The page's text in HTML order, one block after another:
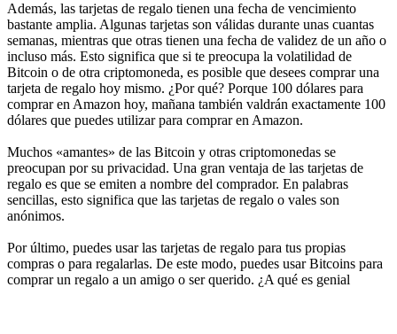
Además, las tarjetas de regalo tienen una fecha de vencimiento
bastante amplia. Algunas tarjetas son válidas durante unas cuantas
semanas, mientras que otras tienen una fecha de validez de un año o
incluso más. Esto significa que si te preocupa la volatilidad de
Bitcoin o de otra criptomoneda, es posible que desees comprar una
tarjeta de regalo hoy mismo. ¿Por qué? Porque 100 dólares para
comprar en Amazon hoy, mañana también valdrán exactamente 100
dólares que puedes utilizar para comprar en Amazon.
Muchos «amantes» de las Bitcoin y otras criptomonedas se
preocupan por su privacidad. Una gran ventaja de las tarjetas de
regalo es que se emiten a nombre del comprador. En palabras
sencillas, esto significa que las tarjetas de regalo o vales son
anónimos.
Por último, puedes usar las tarjetas de regalo para tus propias
compras o para regalarlas. De este modo, puedes usar Bitcoins para
comprar un regalo a un amigo o ser querido. ¿A qué es genial